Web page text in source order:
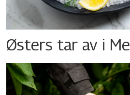
Østers tar av i